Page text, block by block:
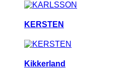
KERSTEN
Kikkerland